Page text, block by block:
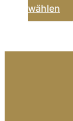
wählen